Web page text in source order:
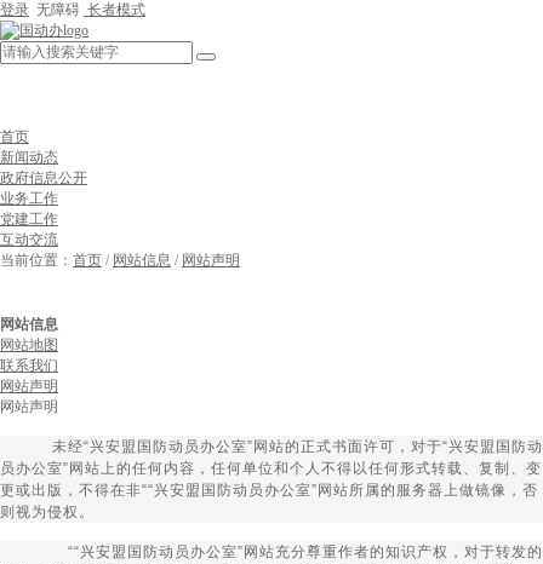
登录 无障碍 长者模式
首页
新闻动态
政府信息公开
业务工作
党建工作
互动交流
当前位置： 首页 / 网站信息 / 网站声明
网站信息
网站地图
联系我们
网站声明
网站声明
未经“兴安盟国防动员办公室”网站的正式书面许可，对于“兴安盟国防动
员办公室”网站上的任何内容，任何单位和个人不得以任何形式转载、复制、变
更或出版，不得在非““兴安盟国防动员办公室”网站所属的服务器上做镜像，否
则视为侵权。
““兴安盟国防动员办公室”网站充分尊重作者的知识产权，对于转发的